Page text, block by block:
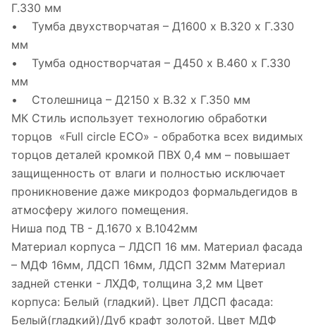
Г.330 мм
• Тумба двухстворчатая – Д1600 х В.320 х Г.330
мм
• Тумба одностворчатая – Д450 х В.460 х Г.330
мм
• Столешница – Д2150 х В.32 х Г.350 мм
МК Стиль использует технологию обработки
торцов «Full circle ECO» - обработка всех видимых
торцов деталей кромкой ПВХ 0,4 мм – повышает
защищенность от влаги и полностью исключает
проникновение даже микродоз формальдегидов в
атмосферу жилого помещения.
Ниша под ТВ - Д.1670 х В.1042мм
Материал корпуса – ЛДСП 16 мм. Материал фасада
– МДФ 16мм, ЛДСП 16мм, ЛДСП 32мм Материал
задней стенки - ЛХДФ, толщина 3,2 мм Цвет
корпуса: Белый (гладкий). Цвет ЛДСП фасада:
Белый(гладкий)/Дуб крафт золотой. Цвет МДФ